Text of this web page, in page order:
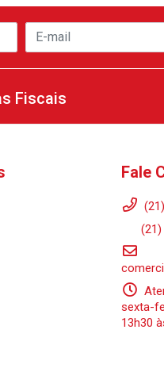
Fiscais
Fale
(21)
sexta-
13h30